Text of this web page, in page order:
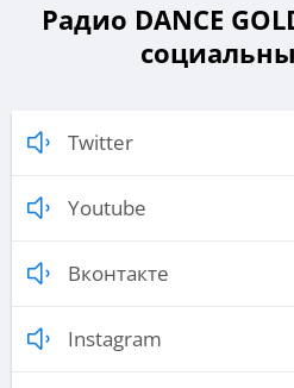
Радио DANCE
Twitter
Youtube
Вконтакте
Instagram